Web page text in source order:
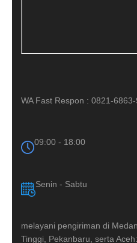
WA Fast Respon : 0821-
09:00 - 18:00
Senin - Sabtu
melayani pengiriman di
Tinggi, Pekanbaru, serta